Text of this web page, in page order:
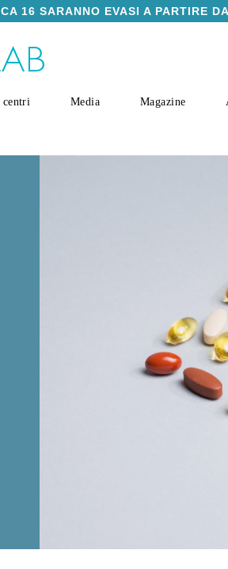
16 SARANNO EVASI A PARTIRE
Media Magazine